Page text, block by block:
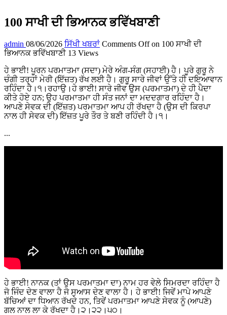
100 ਸਾਖੀ ਦੀ ਭਿਆਨਕ ਭਵਿੱਖਬਾਣੀ
admin 08/06/2026 ਸਿੱਖੀ ਖਬਰਾਂ Comments Offon 100 ਸਾਖੀ ਦੀ
ਭਿਆਨਕ ਭਵਿੱਖਬਾਣੀ 13 Views
ਹੇ ਭਾਈ! ਪੂਰਨ ਪਰਮਾਤਮਾ (ਸਦਾ) ਮੇਰੇ ਅੰਗ-ਸੰਗ (ਸਹਾਈ) ਹੈ। ਪੂਰੇ ਗੁਰੂ ਨੇ
ਚੰਗੀ ਤਰ੍ਹਾਂ ਮੇਰੀ (ਇੱਜ਼ਤ) ਰੱਖ ਲਈ ਹੈ। ਗੁਰੂ ਸਾਰੇ ਜੀਵਾਂ ਉੱਤੇ ਹੀ ਦਇਆਵਾਨ
ਰਹਿੰਦਾ ਹੈ।੧।ਰਹਾਉ।ਹੇ ਭਾਈ! ਸਾਰੇ ਜੀਵ ਉਸ (ਪਰਮਾਤਮਾ) ਦੇ ਹੀ ਪੈਦਾ
ਕੀਤੇ ਹੋਏ ਹਨ; ਉਹ ਪਰਮਾਤਮਾ ਹੀ ਸੰਤ ਜਨਾਂ ਦਾ ਮਦਦਗਾਰ ਰਹਿੰਦਾ ਹੈ।
ਆਪਣੇ ਸੇਵਕ ਦੀ (ਇੱਜ਼ਤ) ਪਰਮਾਤਮਾ ਆਪ ਹੀ ਰੱਖਦਾ ਹੈ (ਉਸ ਦੀ ਕਿਰਪਾ
ਨਾਲ ਹੀ ਸੇਵਕ ਦੀ) ਇੱਜ਼ਤ ਪੂਰੇ ਤੌਰ ਤੇ ਬਣੀ ਰਹਿੰਦੀ ਹੈ।੧।
...
ਹੇ ਭਾਈ! ਨਾਨਕ (ਤਾਂ ਉਸ ਪਰਮਾਤਮਾ ਦਾ) ਨਾਮ ਹਰ ਵੇਲੇ ਸਿਮਰਦਾ ਰਹਿੰਦਾ ਹੈ
ਜੋ ਜਿੰਦ ਦੇਣ ਵਾਲਾ ਹੈ ਜੋ ਸੁਆਸ ਦੇਣ ਵਾਲਾ ਹੈ। ਹੇ ਭਾਈ! ਜਿਵੇਂ ਮਾਪੇ ਆਪਣੇ
ਬੱਚਿਆਂ ਦਾ ਧਿਆਨ ਰੱਖਦੇ ਹਨ, ਤਿਵੇਂ ਪਰਮਾਤਮਾ ਆਪਣੇ ਸੇਵਕ ਨੂੰ (ਆਪਣੇ)
ਗਲ ਨਾਲ ਲਾ ਕੇ ਰੱਖਦਾ ਹੈ।੨।੨੨।੫੦।